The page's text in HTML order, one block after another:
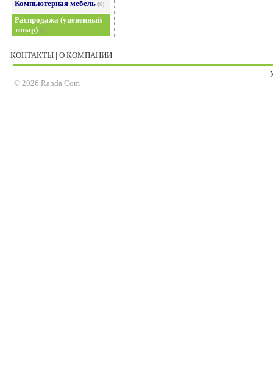
Компьютерная мебель (0)
Распродажа (уцененный
товар) (6)
КОНТАКТЫ | О КОМПАНИИ
© 2026 Randa Com